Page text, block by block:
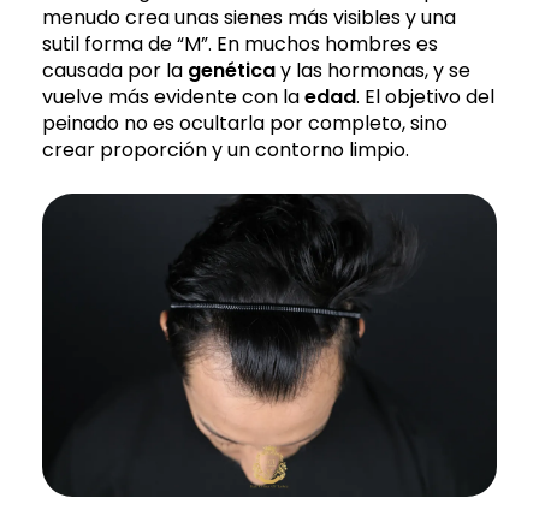
menudo crea unas sienes más visibles y una
sutil forma de “M”. En muchos hombres es
causada por la genéticay las hormonas, y se
vuelve más evidente con laedad. El objetivo del
peinado no es ocultarla por completo, sino
crear proporción y un contorno limpio.